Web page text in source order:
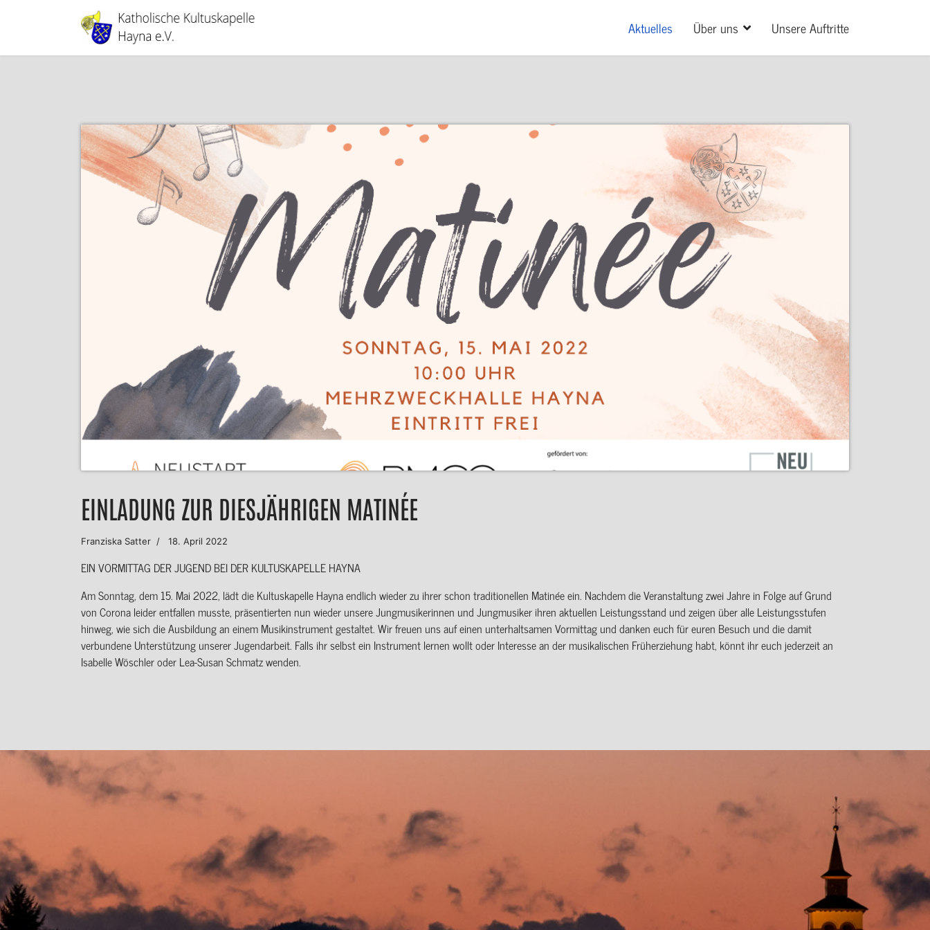
Aktuelles Über uns Unsere Auftritte
EINLADUNG ZUR DIESJÄHRIGEN MATINÉE
Franziska Satter 18. April 2022
EIN VORMITTAG DER JUGEND BEI DER KULTUSKAPELLE HAYNA
Am Sonntag, dem 15. Mai 2022, lädt die Kultuskapelle Hayna endlich wieder zu ihrer schon traditionellen Matinée ein. Nachdem die Veranstaltung zwei Jahre in Folge auf Grund
von Corona leider entfallen musste, präsentierten nun wieder unsere Jungmusikerinnen und Jungmusiker ihren aktuellen Leistungsstand und zeigen über alle Leistungsstufen
hinweg, wie sich die Ausbildung an einem Musikinstrument gestaltet. Wir freuen uns auf einen unterhaltsamen Vormittag und danken euch für euren Besuch und die damit
verbundene Unterstützung unserer Jugendarbeit. Falls ihr selbst ein Instrument lernen wollt oder Interesse an der musikalischen Früherziehung habt, könnt ihr euch jederzeit an
Isabelle Wöschler oder Lea-Susan Schmatz wenden.